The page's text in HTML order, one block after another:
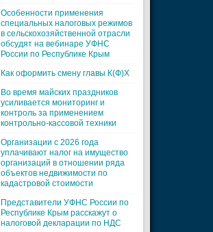
Особенности применения
специальных налоговых режимов
в сельскохозяйственной отрасли
обсудят на вебинаре УФНС
России по Республике Крым
Как оформить смену главы К(Ф)Х
Во время майских праздников
усиливается мониторинг и
контроль за применением
контрольно-кассовой техники
Организации с 2026 года
уплачивают налог на имущество
организаций в отношении ряда
объектов недвижимости по
кадастровой стоимости
Представители УФНС России по
Республике Крым расскажут о
налоговой декларации по НДС